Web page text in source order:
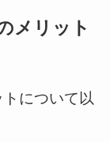
メリット
について以